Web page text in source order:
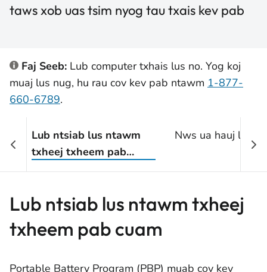
taws xob uas tsim nyog tau txais kev pab
Faj Seeb: Lub computer txhais lus no. Yog koj
muaj lus nug, hu rau cov kev pab ntawm 1-877-
660-6789.
Lub ntsiab lus ntawm
txheej txheem pab
cuam
Nws ua hauj lwm
Lub ntsiab lus ntawm txheej
txheem pab cuam
Portable Battery Program (PBP) muab cov kev